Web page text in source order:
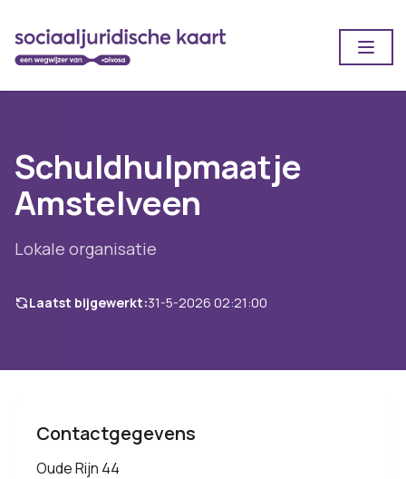
Schuldhulpmaatje
Amstelveen
Lokale organisatie
Laatst bijgewerkt:31-5-2026 02:21:00
Contactgegevens
Oude Rijn 44